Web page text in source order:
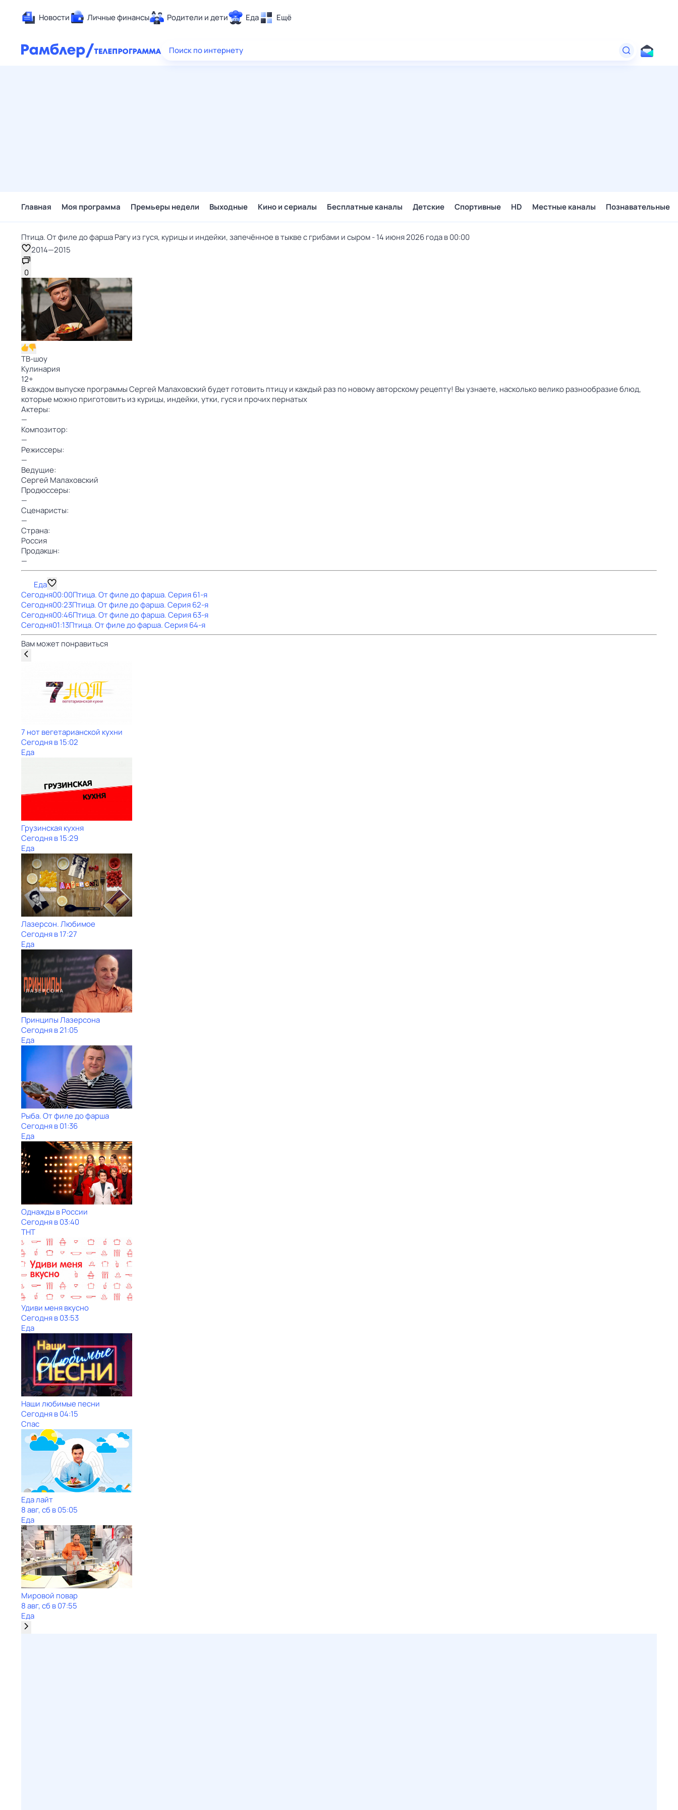
Новости Личные финансы Родители и дети Еда Ещё
Здоровье
Поиск по интернету
Главная Моя программа Премьеры недели Выходные Кино и сериалы Бесплатные каналы Детские Спортивные HD Местные каналы Познавательные
Птица. От филе до фарша Рагу из гуся, курицы и индейки, запечённое в тыкве с грибами и сыром - 14 июня 2026 года в 00:00
2014—2015
0
ТВ-шоу
Кулинария
12+
В каждом выпуске программы Сергей Малаховский будет готовить птицу и каждый раз по новому авторскому рецепту! Вы узнаете, насколько велико разнообразие блюд,
которые можно приготовить из курицы, индейки, утки, гуся и прочих пернатых
Актеры:
—
Композитор:
—
Режиссеры:
—
Ведущие:
Сергей Малаховский
Продюссеры:
—
Сценаристы:
—
Страна:
Россия
Продакшн:
—
Еда
Сегодня00:00Птица. От филе до фарша. Серия 61-я
Сегодня00:23Птица. От филе до фарша. Серия 62-я
Сегодня00:46Птица. От филе до фарша. Серия 63-я
Сегодня01:13Птица. От филе до фарша. Серия 64-я
Вам может понравиться
7 нот вегетарианской кухни
Сегодня в 15:02
Еда
Грузинская кухня
Сегодня в 15:29
Еда
Лазерсон. Любимое
Сегодня в 17:27
Еда
Принципы Лазерсона
Сегодня в 21:05
Еда
Рыба. От филе до фарша
Сегодня в 01:36
Еда
Однажды в России
Сегодня в 03:40
ТНТ
Удиви меня вкусно
Сегодня в 03:53
Еда
Наши любимые песни
Сегодня в 04:15
Спас
Еда лайт
8 авг, сб в 05:05
Еда
Мировой повар
8 авг, сб в 07:55
Еда